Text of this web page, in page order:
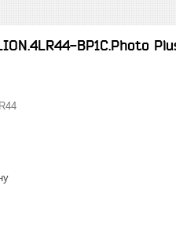
BP1C.Photo